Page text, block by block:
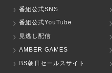
番組公式SNS
番組公式YouTube
見逃し配信
AMBER GAMES
BS朝日セールスサイト